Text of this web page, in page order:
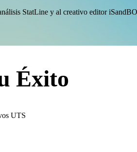
StatLine y al creativo editor
Éxito
UTS